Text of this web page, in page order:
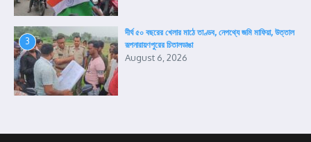
3
দীর্ঘ ৫০ বছরের খেলার মাঠে তাণ্ডব, নেপথ্যে জমি মাফিয়া, উত্তাল
রূপনারায়ণপুরের চিতালডাঙা
August 6, 2026